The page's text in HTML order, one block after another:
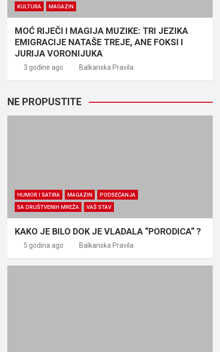
KULTURA MAGAZIN
MOĆ RIJEČI I MAGIJA MUZIKE: TRI JEZIKA
EMIGRACIJE NATAŠE TREJE, ANE FOKSI I
JURIJA VORONIJUKA
3 godine ago Balkanska Pravila
NE PROPUSTITE
HUMOR I SATIRA MAGAZIN
PODSEĆANJA
SA DRUŠTVENIH MREŽA
VAŠ STAV
KAKO JE BILO DOK JE VLADALA “PORODICA” ?
5 godina ago Balkanska Pravila